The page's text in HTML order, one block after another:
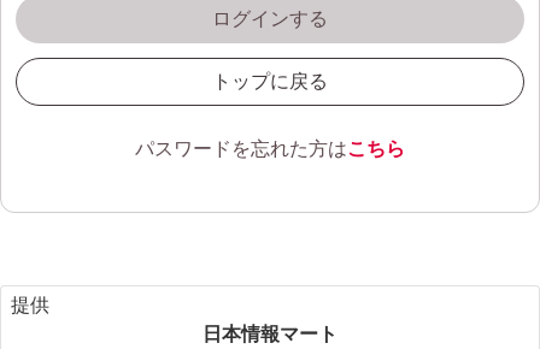
ログインする
トップに戻る
パスワードを忘れた方はこちら
提供
日本情報マート